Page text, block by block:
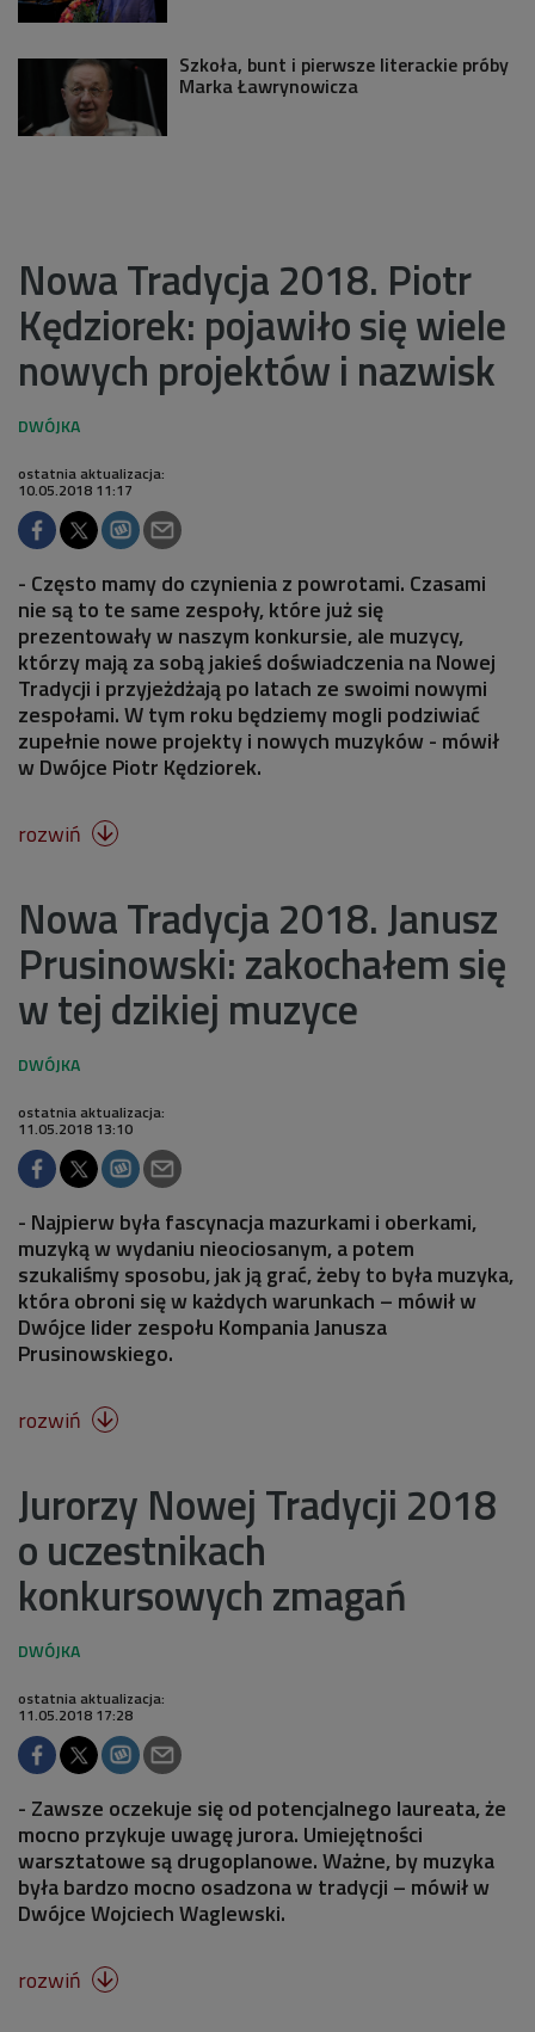
Szkoła, bunt i pierwsze literackie próby
Marka Ławrynowicza
Nowa Tradycja 2018. Piotr
Kędziorek: pojawiło się wiele
nowych projektów i nazwisk
ostatnia aktualizacja:
10.05.2018 11:17
- Często mamy do czynienia z powrotami. Czasami
nie są to te same zespoły, które już się
prezentowały w naszym konkursie, ale muzycy,
którzy mają za sobą jakieś doświadczenia na Nowej
Tradycji i przyjeżdżają po latach ze swoimi nowymi
zespołami. W tym roku będziemy mogli podziwiać
zupełnie nowe projekty i nowych muzyków - mówił
w Dwójce Piotr Kędziorek.
rozwiń 
Nowa Tradycja 2018. Janusz
Prusinowski: zakochałem się
w tej dzikiej muzyce
ostatnia aktualizacja:
11.05.2018 13:10
- Najpierw była fascynacja mazurkami i oberkami,
muzyką w wydaniu nieociosanym, a potem
szukaliśmy sposobu, jak ją grać, żeby to była muzyka,
która obroni się w każdych warunkach – mówił w
Dwójce lider zespołu Kompania Janusza
Prusinowskiego.
rozwiń 
Jurorzy Nowej Tradycji 2018
o uczestnikach
konkursowych zmagań
ostatnia aktualizacja:
11.05.2018 17:28
- Zawsze oczekuje się od potencjalnego laureata, że
mocno przykuje uwagę jurora. Umiejętności
warsztatowe są drugoplanowe. Ważne, by muzyka
była bardzo mocno osadzona w tradycji – mówił w
Dwójce Wojciech Waglewski.
rozwiń 